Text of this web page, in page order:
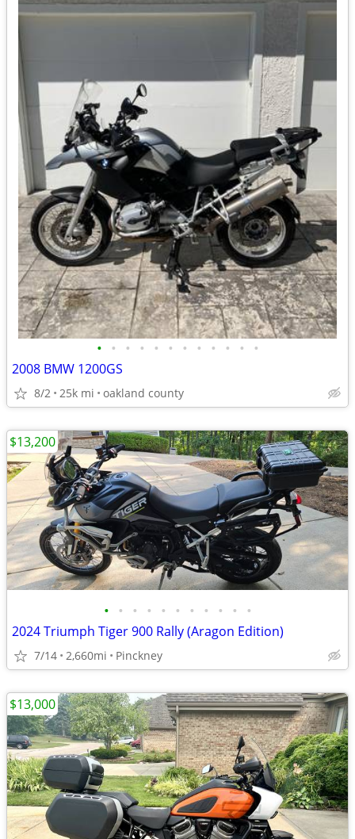
• • • • • • • • • • • •
2008 BMW 1200GS
8/2 25k mi oakland county
• • • • • • • • • • •
2024 Triumph Tiger 900 Rally (Aragon Edition)
7/14 2,660mi Pinckney
$13,200
$13,000